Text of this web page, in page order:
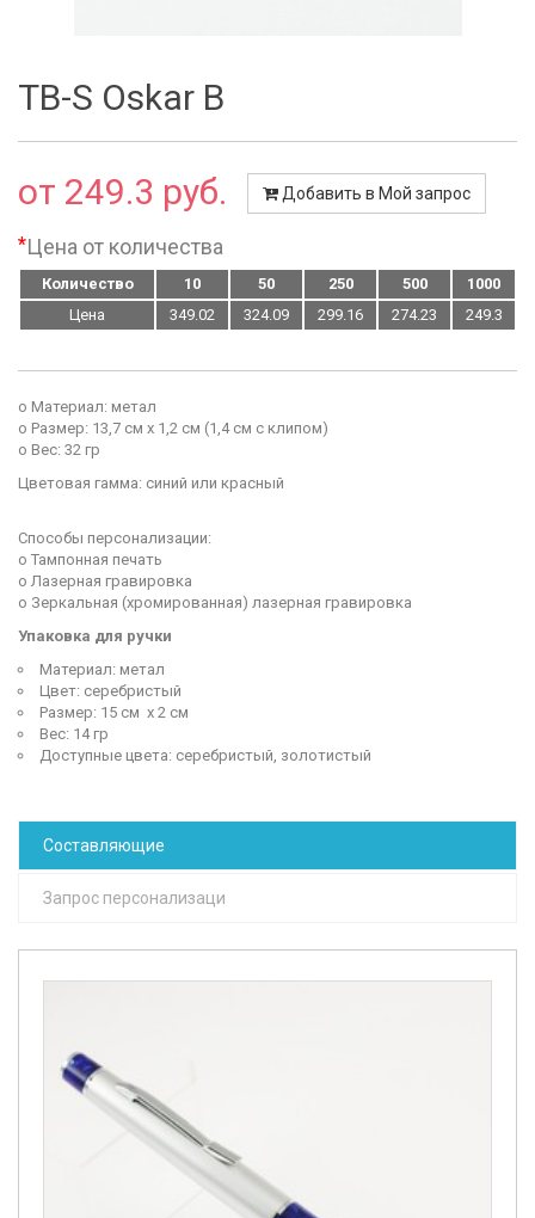
TB-S Oskar B
от 249.3 руб. Добавить в Мой запрос
*Цена от количества
Количество 10 50 250 500
1000
Цена
349.02 324.09 299.16 274.23 249.3
o Материал: метал
o Размер: 13,7 см х 1,2 см (1,4 см с клипом)
o Вес: 32 гр
Цветовая гамма: синий или красный
Способы персонализации:
o Тампонная печать
o Лазерная гравировка
o Зеркальная (хромированная) лазерная гравировка
Упаковка для ручки
Материал: метал
Цвет: серебристый
Размер: 15 см х 2 см
Вес: 14 гр
Доступные цвета: серебристый, золотистый
Составляющие
Запрос персонализаци